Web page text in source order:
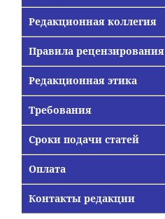
Редакционная коллегия
Правила рецензирования
Редакционная этика
Требования
Сроки подачи статей
Оплата
Контакты редакции